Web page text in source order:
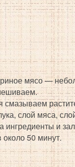
мясо —
смазываем
слой мяса,
ингредиенты и
около 50 минут.